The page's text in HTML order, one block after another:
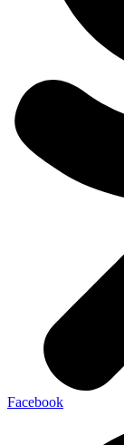
Facebook